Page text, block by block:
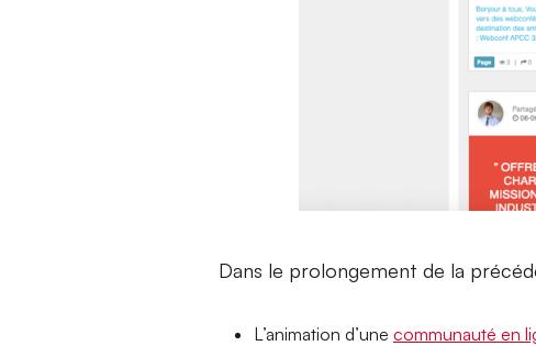
Dans le prolongement de la
L’animation d’une communauté en